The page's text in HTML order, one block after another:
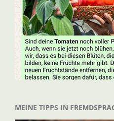
MEINE TIPPS IN